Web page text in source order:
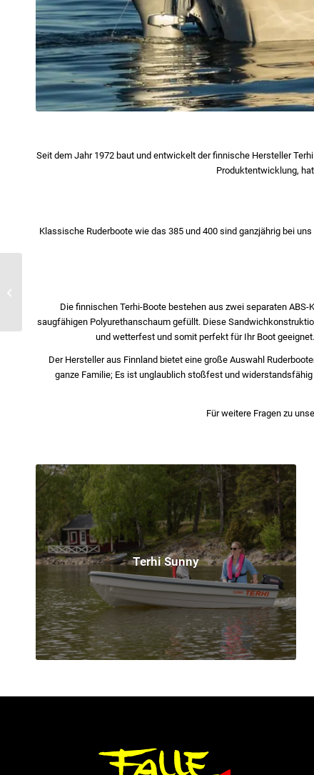
Seit dem Jahr 1972 baut und entwickelt der finnische Hersteller
Produktentwicklung,
Klassische Ruderboote wie das 385 und 400 sind ganzjährig bei
Die finnischen Terhi-Boote bestehen aus zwei separaten
saugfähigen Polyurethanschaum gefüllt. Diese
und wetterfest und somit perfekt für Ihr Boot
Der Hersteller aus Finnland bietet eine große Auswahl
ganze Familie; Es ist unglaublich stoßfest und
Für weitere Fragen zu
Terhi Sunny